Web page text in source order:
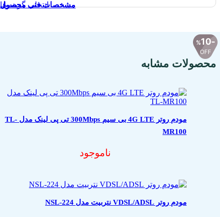
محصولات مشابه
10
%
OFF
مشخصات فنی محصول
مودم روتر 4G LTE بی سیم 300Mbps تی پی لینک مدل TL-
MR100
ناموجود
مشخصات فنی محصول
مودم روتر VDSL/ADSL نتربیت مدل NSL-224
مشخصات فنی محصول
مشخصات فنی محصول
مشخصات فنی محصول
مشخصات فنی محصول
مشخصات فنی محصول
مشخصات فنی محصول
انتخاب گزینه ها
مشخصات فنی محصول